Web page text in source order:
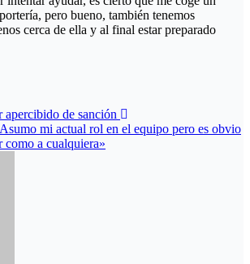
pero bueno, también tenemos
cerca de ella y al final estar preparado
apercibido de sanción
mi actual rol en el equipo pero es obvio
como a cualquiera»